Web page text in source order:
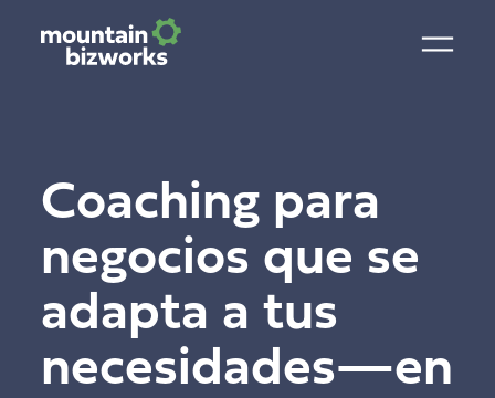
Coaching para
negocios que se
adapta a tus
necesidades—en